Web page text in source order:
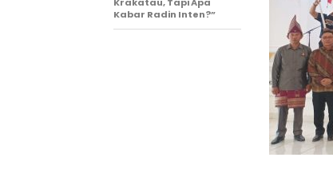
Kabar Radin Inten?”